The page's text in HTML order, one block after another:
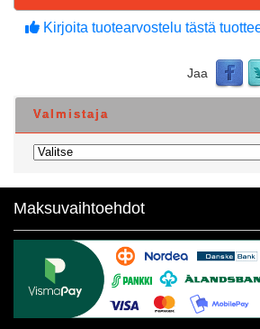
Kirjoita tuotearvostelu tästä
Jaa
Valmistaja
Maksuvaihtoehdot